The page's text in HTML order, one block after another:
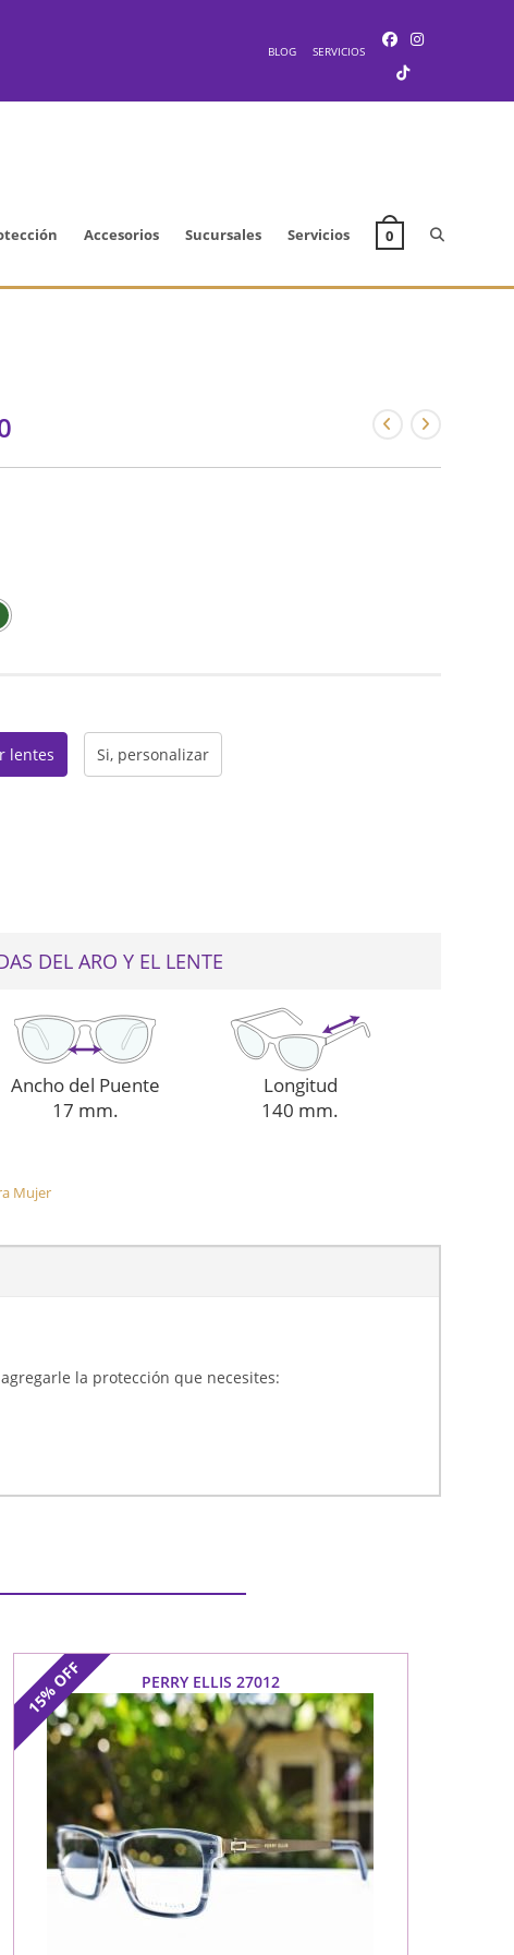
BLOG SERVICIOS
Accesorios Sucursales Servicios 0 Alternar
la
lentes Si, personalizar
DEL ARO Y EL LENTE
Ancho del Puente
17 mm.
Longitud
140 mm.
Mujer
la protección que necesites:
15%
OFF PERRY ELLIS 27012